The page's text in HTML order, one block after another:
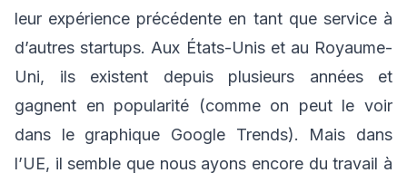
leur expérience précédente en tant que service à
d’autres startups. Aux États-Unis et au Royaume-
Uni, ils existent depuis plusieurs années et
gagnent en popularité (comme on peut le voir
dans le graphique Google Trends). Mais dans
l’UE, il semble que nous ayons encore du travail à